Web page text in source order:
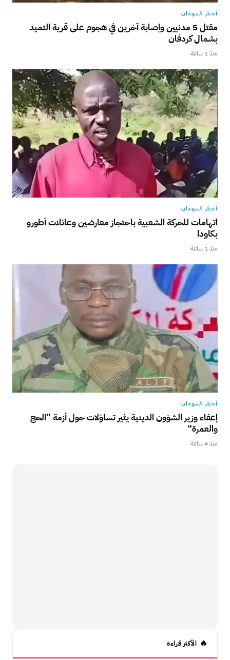
أخبار السودان
مقتل 5 مدنيين وإصابة آخرين في هجوم على قرية التميد
بشمال كردفان
منذ 1 ساعة
أخبار السودان
اتهامات للحركة الشعبية باحتجاز معارضين وعائلات أطورو
بكاودا
منذ 1 ساعة
أخبار السودان
إعفاء وزير الشؤون الدينية يثير تساؤلات حول أزمة ”الحج
والعمرة“
منذ 4 ساعة
الأكثر قراءة